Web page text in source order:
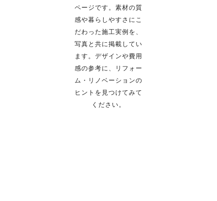
ページです。 素材の質
感や暮らしやすさにこ
だわった施工実例を、
写真と共に掲載してい
ます。 デザインや費用
感の参考に、リフォー
ム・リノベーションの
ヒントを見つけてみて
ください。